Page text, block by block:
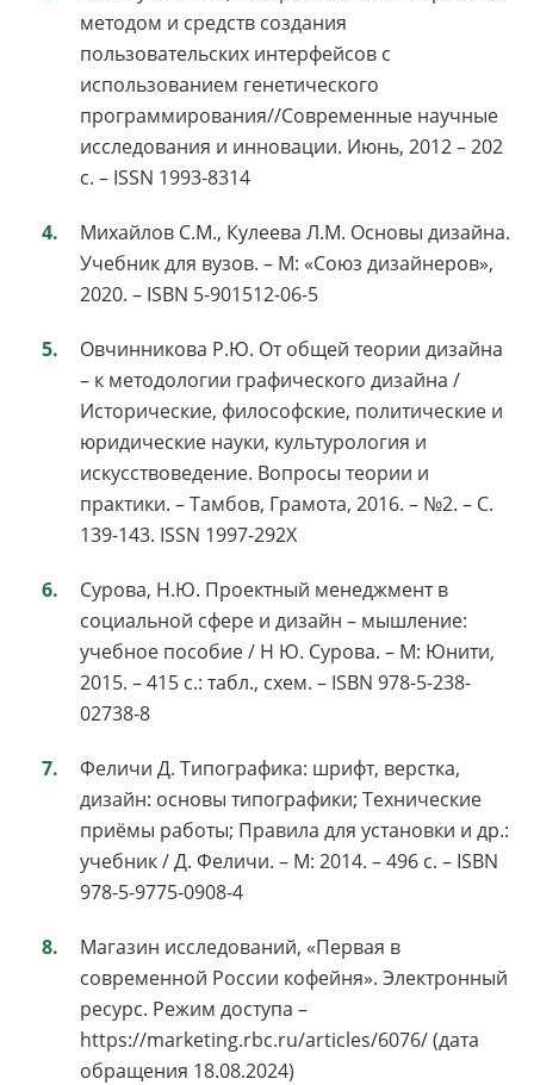
методом и средств создания
пользовательских интерфейсов с
использованием генетического
программирования//Современные научные
исследования и инновации. Июнь, 2012 – 202
с. – ISSN 1993-8314
Михайлов С.М., Кулеева Л.М. Основы дизайна.
Учебник для вузов. – М: «Союз дизайнеров»,
2020. – ISBN 5-901512-06-5
Овчинникова Р.Ю. От общей теории дизайна
– к методологии графического дизайна /
Исторические, философские, политические и
юридические науки, культурология и
искусствоведение. Вопросы теории и
практики. – Тамбов, Грамота, 2016. – №2. – C.
139-143. ISSN 1997-292X
Сурова, Н.Ю. Проектный менеджмент в
социальной сфере и дизайн – мышление:
учебное пособие / Н Ю. Сурова. – М: Юнити,
2015. – 415 с.: табл., схем. – ISBN 978-5-238-
02738-8
Феличи Д. Типографика: шрифт, верстка,
дизайн: основы типографики; Технические
приёмы работы; Правила для установки и др.:
учебник / Д. Феличи. – М: 2014. – 496 с. – ISBN
978-5-9775-0908-4
Магазин исследований, «Первая в
современной России кофейня». Электронный
ресурс. Режим доступа –
https://marketing.rbc.ru/articles/6076/ (дата
обращения 18.08.2024)